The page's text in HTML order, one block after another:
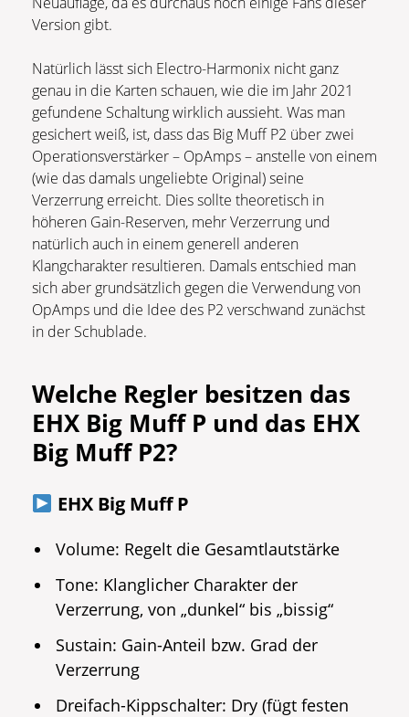
Version gibt.
Natürlich lässt sich Electro-Harmonix nicht ganz
genau in die Karten schauen, wie die im Jahr 2021
gefundene Schaltung wirklich aussieht. Was man
gesichert weiß, ist, dass das Big Muff P2 über zwei
Operationsverstärker – OpAmps – anstelle von einem
(wie das damals ungeliebte Original) seine
Verzerrung erreicht. Dies sollte theoretisch in
höheren Gain-Reserven, mehr Verzerrung und
natürlich auch in einem generell anderen
Klangcharakter resultieren. Damals entschied man
sich aber grundsätzlich gegen die Verwendung von
OpAmps und die Idee des P2 verschwand zunächst
in der Schublade.
Welche Regler besitzen das
EHX Big Muff P und das EHX
Big Muff P2?
EHX Big Muff P
Volume: Regelt die Gesamtlautstärke
Tone: Klanglicher Charakter der
Verzerrung, von „dunkel“ bis „bissig“
Sustain: Gain-Anteil bzw. Grad der
Verzerrung
Dreifach-Kippschalter: Dry (fügt festen